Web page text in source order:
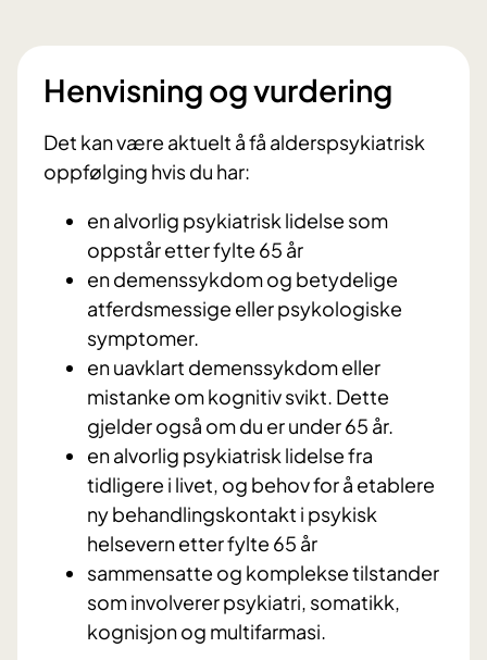
Henvisning og vurdering
Det kan være aktuelt å få alderspsykiatrisk
oppfølging hvis du har:
en alvorlig psykiatrisk lidelse som
oppstår etter fylte 65 år
en demenssykdom og betydelige
atferdsmessige eller psykologiske
symptomer.
en uavklart demenssykdom eller
mistanke om kognitiv svikt. Dette
gjelder også om du er under 65 år.
en alvorlig psykiatrisk lidelse fra
tidligere i livet, og behov for å etablere
ny behandlingskontakt i psykisk
helsevern etter fylte 65 år
sammensatte og komplekse tilstander
som involverer psykiatri, somatikk,
kognisjon og multifarmasi.